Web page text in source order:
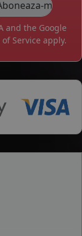
and the Google
Service apply.